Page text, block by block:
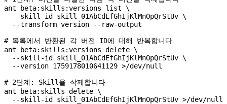
ant beta:skills:versions list \
  --skill-id
skill_01AbCdEfGhIjKlMnOpQrStUv \
  --transform
version --raw-output
# 목록에서 반환된 각 버전 ID에 대해 반복합니다
ant beta:skills:versions delete \
  --skill-id
skill_01AbCdEfGhIjKlMnOpQrStUv \
  --version
1759178010641129 >/dev/null
# 2단계: Skill을 삭제합니다
ant beta:skills delete \
  --skill-id
skill_01AbCdEfGhIjKlMnOpQrStUv >/dev/null